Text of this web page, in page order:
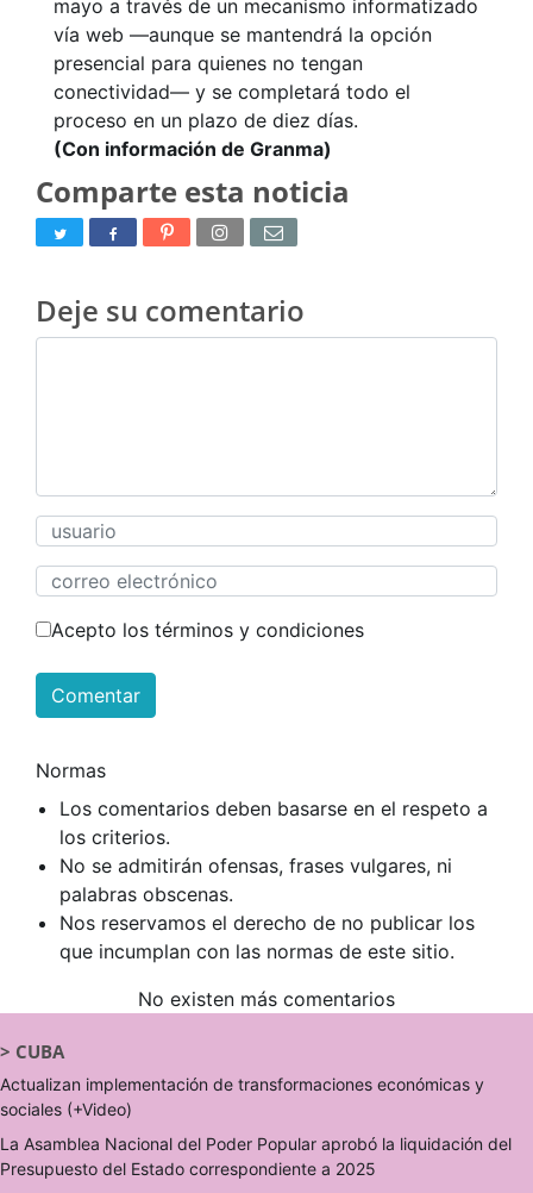
mayo a través de un mecanismo informatizado
vía web —aunque se mantendrá la opción
presencial para quienes no tengan
conectividad— y se completará todo el
proceso en un plazo de diez días.
(Con información de Granma)
Comparte esta noticia
Deje su comentario
Acepto los términos y condiciones
Comentar
Normas
Los comentarios deben basarse en el respeto a
los criterios.
No se admitirán ofensas, frases vulgares, ni
palabras obscenas.
Nos reservamos el derecho de no publicar los
que incumplan con las normas de este sitio.
No existen más comentarios
> CUBA
Actualizan implementación de transformaciones económicas y
sociales (+Video)
La Asamblea Nacional del Poder Popular aprobó la liquidación del
Presupuesto del Estado correspondiente a 2025